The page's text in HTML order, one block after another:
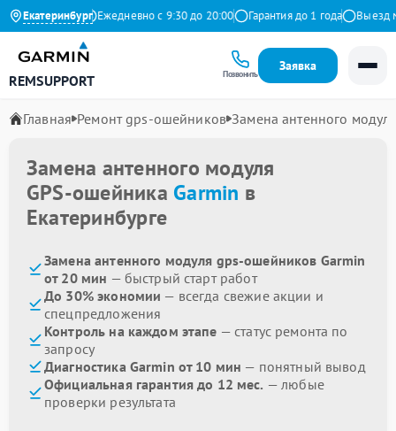
Екатеринбург
на Яндекс Ежедневно с 9:30 до 20:00 Гарантия до 1 года Выезд
REMSUPPORT Позвонить
Заявка
Главная Ремонт gps-ошейников Замена антенного
Замена антенного модуля
GPS-ошейника Garmin в
Екатеринбурге
Замена антенного модуля gps-ошейников Garmin
от 20 мин — быстрый старт работ
До 30% экономии — всегда свежие акции и
спецпредложения
Контроль на каждом этапе — статус ремонта по
запросу
Диагностика Garmin от 10 мин — понятный вывод
Официальная гарантия до 12 мес. — любые
проверки результата